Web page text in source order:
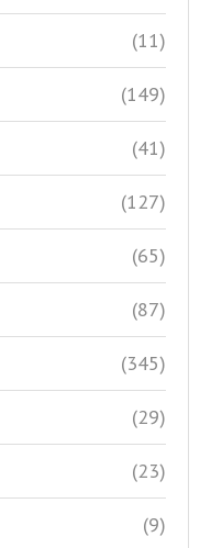
(11)
(149)
(41)
(127)
(65)
(87)
(345)
(29)
(23)
(9)